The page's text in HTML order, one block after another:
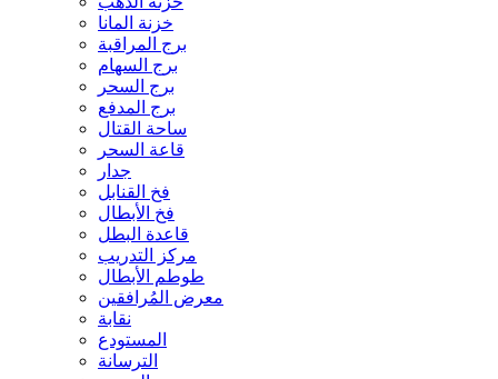
خزنة المانا
برج المراقبة
برج السهام
برج السحر
برج المدفع
ساحة القتال
قاعة السحر
جدار
فخ القنابل
فخ الأبطال
قاعدة البطل
مركز التدريب
طوطم الأبطال
معرض المُرافقين
نقابة
المستودع
الترسانة